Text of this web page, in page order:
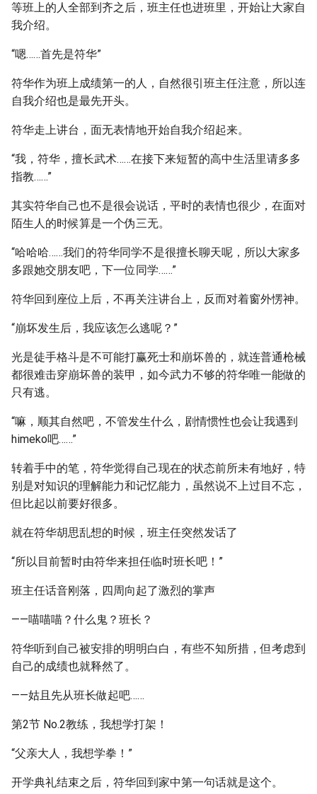
等班上的人全部到齐之后，班主任也进班里，开始让大家自
我介绍。
“嗯……首先是符华”
符华作为班上成绩第一的人，自然很引班主任注意，所以连
自我介绍也是最先开头。
符华走上讲台，面无表情地开始自我介绍起来。
“我，符华，擅长武术……在接下来短暂的高中生活里请多多
指教……”
其实符华自己也不是很会说话，平时的表情也很少，在面对
陌生人的时候算是一个伪三无。
“哈哈哈……我们的符华同学不是很擅长聊天呢，所以大家多
多跟她交朋友吧，下一位同学……”
符华回到座位上后，不再关注讲台上，反而对着窗外愣神。
“崩坏发生后，我应该怎么逃呢？”
光是徒手格斗是不可能打赢死士和崩坏兽的，就连普通枪械
都很难击穿崩坏兽的装甲，如今武力不够的符华唯一能做的
只有逃。
“嘛，顺其自然吧，不管发生什么，剧情惯性也会让我遇到
himeko吧……”
转着手中的笔，符华觉得自己现在的状态前所未有地好，特
别是对知识的理解能力和记忆能力，虽然说不上过目不忘，
但比起以前要好很多。
就在符华胡思乱想的时候，班主任突然发话了
“所以目前暂时由符华来担任临时班长吧！”
班主任话音刚落，四周向起了激烈的掌声
——喵喵喵？什么鬼？班长？
符华听到自己被安排的明明白白，有些不知所措，但考虑到
自己的成绩也就释然了。
——姑且先从班长做起吧……
第2节 No.2教练，我想学打架！
“父亲大人，我想学拳！”
开学典礼结束之后，符华回到家中第一句话就是这个。